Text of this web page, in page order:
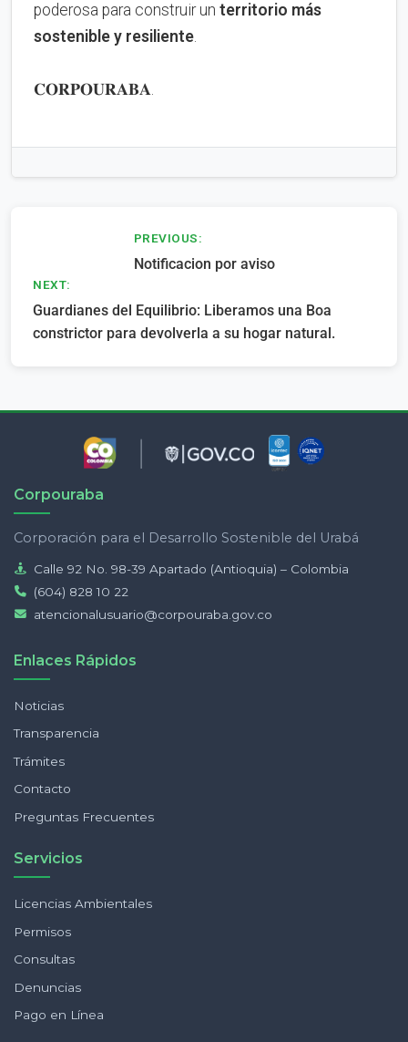
poderosa para construir un territorio más
sostenible y resiliente.
𝐂𝐎𝐑𝐏𝐎𝐔𝐑𝐀𝐁𝐀.
Navegación
entradas
PREVIOUS:
Notificacion por aviso
NEXT:
Guardianes del Equilibrio: Liberamos una Boa
constrictor para devolverla a su hogar natural.
Corpouraba
Corporación para el Desarrollo Sostenible del Urabá
Calle 92 No. 98-39 Apartado (Antioquia) – Colombia
(604) 828 10 22
atencionalusuario@corpouraba.gov.co
Enlaces Rápidos
Noticias
Transparencia
Trámites
Contacto
Preguntas Frecuentes
Servicios
Licencias Ambientales
Permisos
Consultas
Denuncias
Pago en Línea